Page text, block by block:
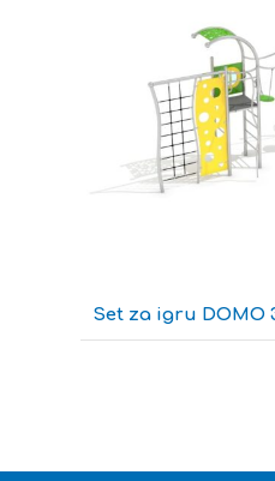
Set za igru DOMO